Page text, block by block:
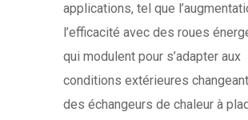
applications, tel que
l’efficacité avec des roues
qui modulent pour s’adapter aux
conditions extérieures
des échangeurs de chaleur à